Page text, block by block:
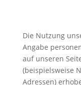
Die Nutzung
Angabe
auf unseren
(beispielsweise
Adressen)